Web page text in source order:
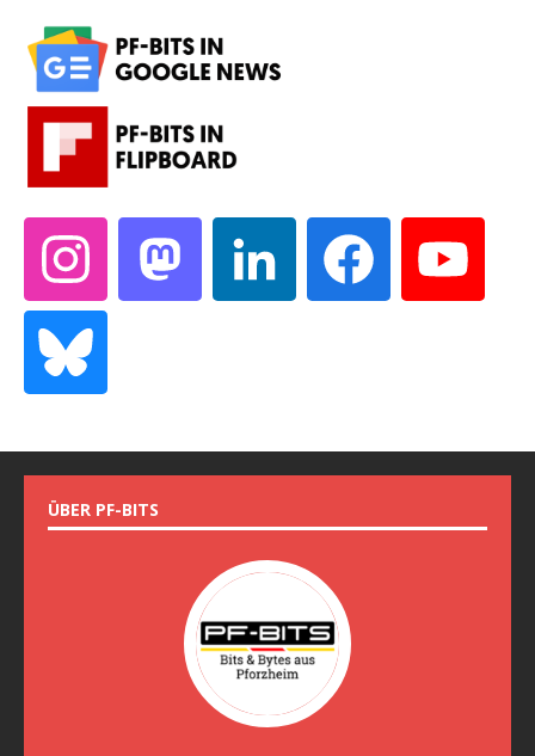
ÜBER PF-BITS